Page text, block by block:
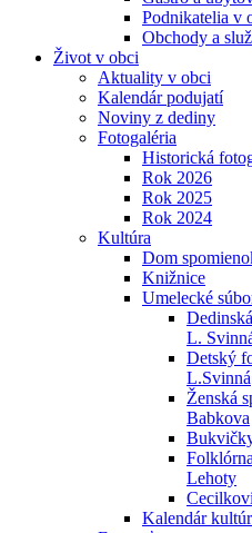
Podnikatelia v
Obchody a
Život v obci
Aktuality v obci
Kalendár podujatí
Noviny z dediny
Fotogaléria
Historická
Rok 2026
Rok 2025
Rok 2024
Kultúra
Dom
Knižnice
Umelecké
L.
Detský
L.Svinná
Ženská
Babkova
Lehoty
Kalendár